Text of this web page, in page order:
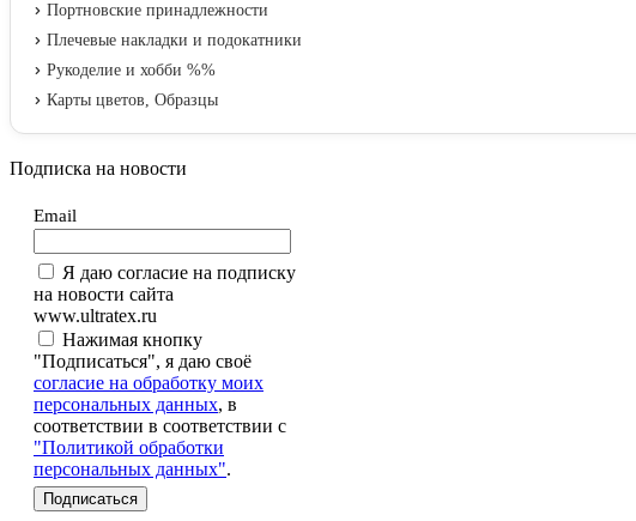
Портновские принадлежности
Плечевые накладки и подокатники
Рукоделие и хобби %%
Карты цветов, Образцы
Подписка на новости
Email
Я даю согласие на подписку
на новости сайта
www.ultratex.ru
Нажимая кнопку
"Подписаться", я даю своё
согласие на обработку моих
персональных данных, в
соответствии в соответствии с
"Политикой обработки
персональных данных".